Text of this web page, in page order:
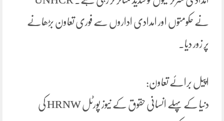
نے حکومتوں اور امدادی اداروں سے فوری تعاون بڑھانے
پر زور دیا۔
اپیل برائے تعاون:
دنیا کے پہلے انسانی حقوق کے نیوز پورٹل HRNW کی